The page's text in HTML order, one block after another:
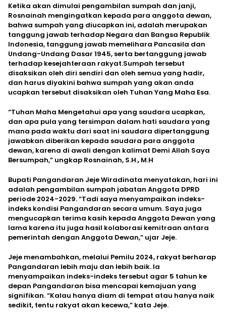
Ketika akan dimulai pengambilan sumpah dan janji,
Rosnainah mengingatkan kepada para anggota dewan,
bahwa sumpah yang diucapkan ini, adalah merupakan
tanggung jawab terhadap Negara dan Bangsa Republik
Indonesia, tanggung jawab memelihara Pancasila dan
Undang-Undang Dasar 1945, serta bertanggung jawab
terhadap kesejahteraan rakyat.Sumpah tersebut
disaksikan oleh diri sendiri dan oleh semua yang hadir,
dan harus diyakini bahwa sumpah yang akan anda
ucapkan tersebut disaksikan oleh Tuhan Yang Maha Esa.
“Tuhan Maha Mengetahui apa yang saudara ucapkan,
dan apa pula yang tersimpan dalam hati saudara yang
mana pada waktu dari saat ini saudara dipertanggung
jawabkan diberikan kepada saudara para anggota
dewan, karena di awali dengan kalimat Demi Allah Saya
Bersumpah,” ungkap Rosnainah, S.H., M.H
Bupati Pangandaran Jeje Wiradinata menyatakan, hari ini
adalah pengambilan sumpah jabatan Anggota DPRD
periode 2024-2029. “Tadi saya menyampaikan indeks-
indeks kondisi Pangandaran secara umum. Saya juga
mengucapkan terima kasih kepada Anggota Dewan yang
lama karena itu juga hasil kolaborasi kemitraan antara
pemerintah dengan Anggota Dewan,” ujar Jeje.
Jeje menambahkan, melalui Pemilu 2024, rakyat berharap
Pangandaran lebih maju dan lebih baik. Ia
menyampaikan indeks-indeks tersebut agar 5 tahun ke
depan Pangandaran bisa mencapai kemajuan yang
signifikan. “Kalau hanya diam di tempat atau hanya naik
sedikit, tentu rakyat akan kecewa,” kata Jeje.